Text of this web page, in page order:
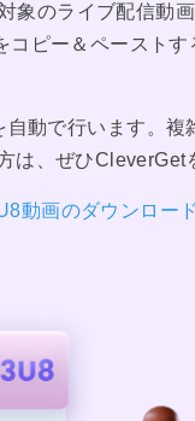
象のライブ配信動
ピー＆ペースト
動で行います。
、ぜひCleverGet
動画のダウンロー